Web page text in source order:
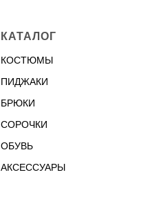
КАТАЛОГ
КОСТЮМЫ
ПИДЖАКИ
БРЮКИ
СОРОЧКИ
ОБУВЬ
АКСЕССУАРЫ